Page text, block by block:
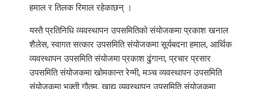
हमाल र तिलक रिमाल रहेकाछन् ।
यस्तै प्रतिनिधि व्यवस्थापन उपसमितिको संयोजकमा प्रकाश खनाल
शैलेस, स्वागत सत्कार उपसमिति संयोजकमा सूर्यबदना हमाल, आर्थिक
व्यवस्थापन उपसमिति संयोजमा प्रकाश ढुंगाना, प्रचार प्रसार
उपसमिति संयोजकमा खोमकान्त रेग्मी, मञ्च व्यवस्थापन उपसमिति
संयोजकमा भक्ती गौतम, खाद्य व्यवस्थापन उपसमिति संयोजकमा